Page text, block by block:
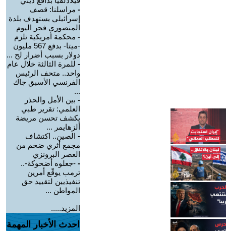
- مراسلنا: قصف
إسرائيلي يستهدف بلدة
المنصوري فجر اليوم
- محكمة أمريكية تلزم
-ميتا- بدفع 567 مليون
دولار بسبب أضرار لح ...
- للمرة الثالثة خلال عام
واحد.. متحف الرئيس
الفرنسي الأسبق جاك
...
- بين الأمل والحذر
العلمي: تقرير طبي
يكشف تحسن مريضة
ألزهايمر ...
- الصين.. اكتشاف
مجمع أثري ضخم من
العصر البرونزي
- -جعلوه أضحوكة-..
ترمب يوقّع أمرين
تنفيذيين لتقييد حق
المواطن ...
المزيد.....
احدث الأخبار المهمة